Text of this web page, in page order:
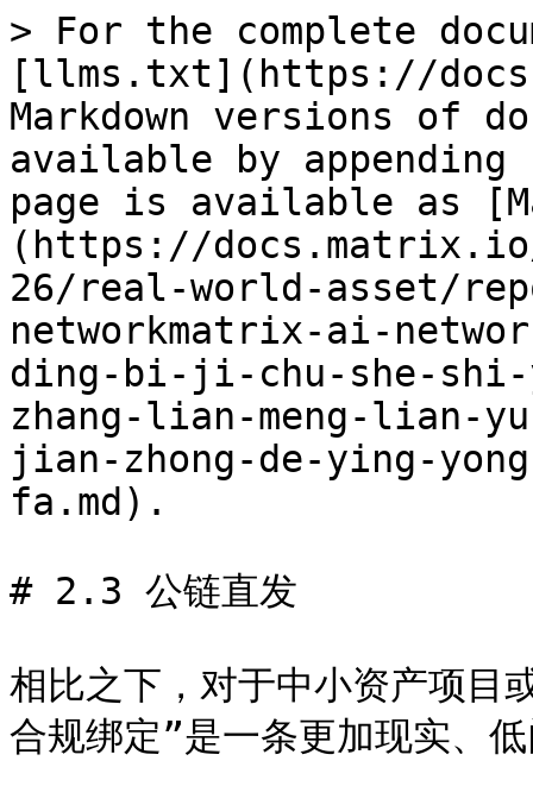
> For the complete
[llms.txt](https://
Markdown versions of
available by
page is available as
(https://
26/real-world-asset/
networkmatrix-ai-
ding-bi-ji-chu-she-
zhang-lian-meng-lian-
jian-zhong-de-ying-
fa.md).
# 2.3 公链直发
相比之下，对于中小资产项目
合规绑定”是一条更加现实、